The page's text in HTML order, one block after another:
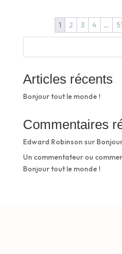
1 2 3 4 … 51
Articles récents
Bonjour tout le monde !
Commentaires
Edward Robinson sur
Un commentateur ou
Bonjour tout le monde !